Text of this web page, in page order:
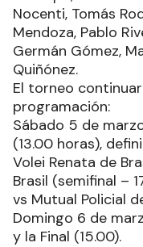
Nocenti, Tomás
Mendoza, Pablo
Germán Gómez,
Quiñónez.
El torneo
programación:
Sábado 5 de
(13.00 horas),
Volei Renata de
Brasil (semifinal –
vs Mutual Policial
Domingo 6 de
y la Final (15.00).